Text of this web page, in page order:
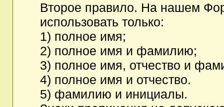
Второе правило. На нашем
использовать только:
1) полное имя;
2) полное имя и фамилию;
3) полное имя, отчество и
4) полное имя и отчество.
5) фамилию и инициалы.